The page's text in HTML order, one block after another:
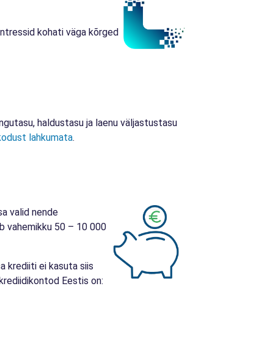
kohati väga kõrged
haldustasu ja laenu väljastustasu
lahkumata.
valid nende
vahemikku 50 – 10 000
krediiti ei kasuta siis
Eestis on: